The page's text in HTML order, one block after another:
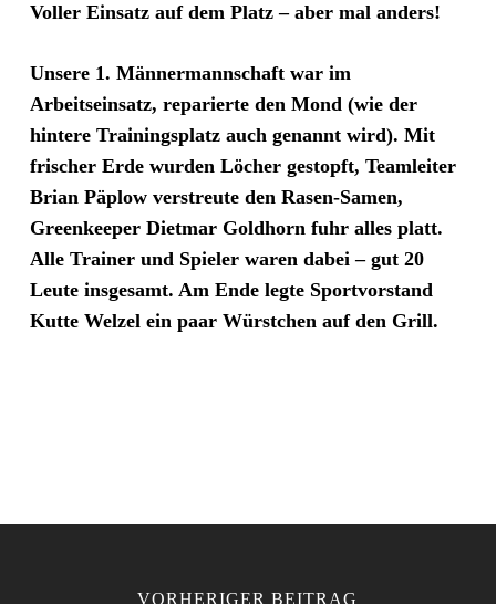
Voller Einsatz auf dem Platz – aber mal anders!
Unsere 1. Männermannschaft war im
Arbeitseinsatz, reparierte den Mond (wie der
hintere Trainingsplatz auch genannt wird). Mit
frischer Erde wurden Löcher gestopft, Teamleiter
Brian Päplow verstreute den Rasen-Samen,
Greenkeeper Dietmar Goldhorn fuhr alles platt.
Alle Trainer und Spieler waren dabei – gut 20
Leute insgesamt. Am Ende legte Sportvorstand
Kutte Welzel ein paar Würstchen auf den Grill.
VORHERIGER BEITRAG